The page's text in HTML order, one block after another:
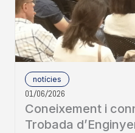
notícies
01/06/2026
Coneixement i
Trobada